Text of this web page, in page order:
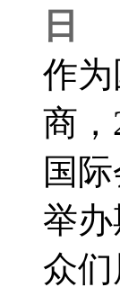
日
作
商
国
举
众